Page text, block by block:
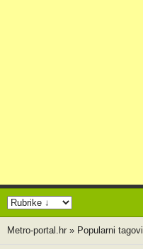
Metro-portal.hr » Popularni tagovi